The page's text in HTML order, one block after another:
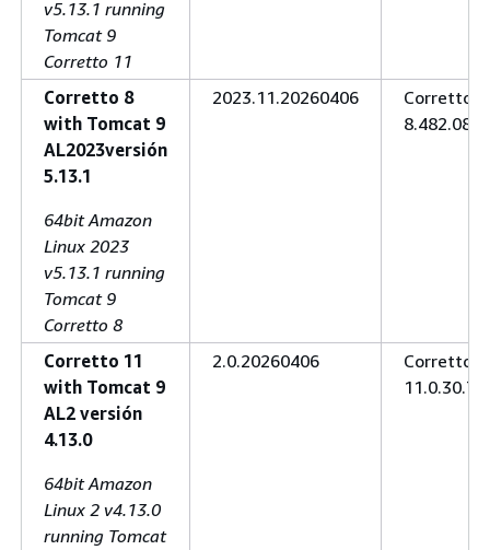
v5.13.1 running
Tomcat 9
Corretto 11
Corretto 8
with Tomcat 9
AL2023versión
5.13.1
64bit Amazon
Linux 2023
v5.13.1 running
Tomcat 9
Corretto 8
2023.11.20260406
Corretto
8.482.08.1
Corretto 11
with Tomcat 9
AL2 versión
4.13.0
64bit Amazon
Linux 2 v4.13.0
running Tomcat
2.0.20260406
Corretto
11.0.30.7.1